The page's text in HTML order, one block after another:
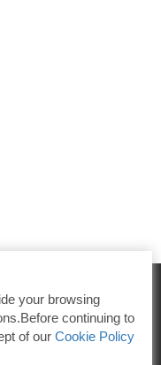
your browsing
continuing to
of our Cookie Policy